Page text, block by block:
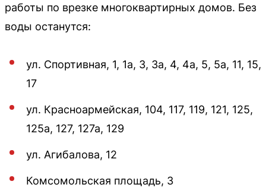
работы по врезке многоквартирных домов. Без
воды останутся:
ул. Спортивная, 1, 1а, 3, 3а, 4, 4а, 5, 5а, 11, 15,
17
ул. Красноармейская, 104, 117, 119, 121, 125,
125а, 127, 127а, 129
ул. Агибалова, 12
Комсомольская площадь, 3